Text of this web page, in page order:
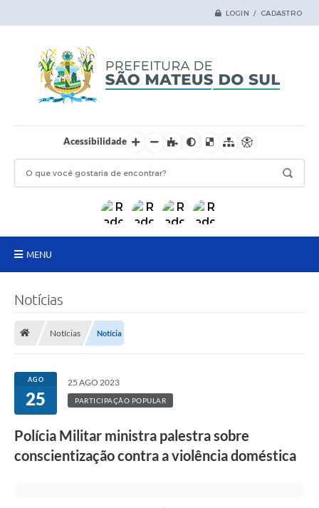
LOGIN / CADASTRO
Acessibilidade
MENU
Transparência
Secretarias
Ouvidoria
Notícias
Notícias Notícia
AGO
25
25 AGO 2023
PARTICIPAÇÃO POPULAR
Polícia Militar ministra palestra sobre
conscientização contra a violência doméstica